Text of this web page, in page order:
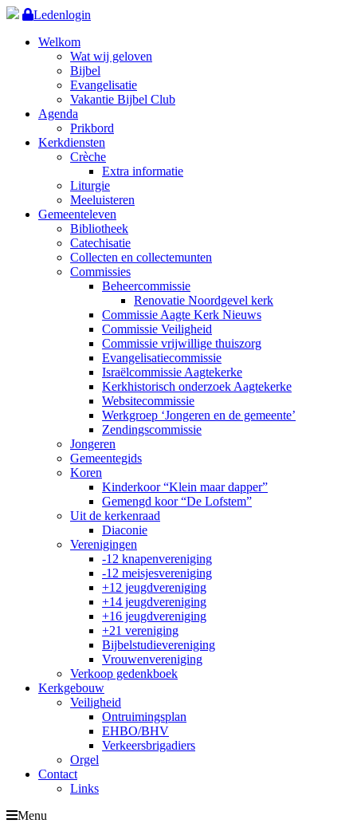
Ledenlogin
Welkom
Wat wij geloven
Bijbel
Evangelisatie
Vakantie Bijbel Club
Agenda
Prikbord
Kerkdiensten
Crèche
Extra informatie
Liturgie
Meeluisteren
Gemeenteleven
Bibliotheek
Catechisatie
Collecten en collectemunten
Commissies
Beheercommissie
Renovatie Noordgevel kerk
Commissie Aagte Kerk Nieuws
Commissie Veiligheid
Commissie vrijwillige thuiszorg
Evangelisatiecommissie
Israëlcommissie Aagtekerke
Kerkhistorisch onderzoek Aagtekerke
Websitecommissie
Werkgroep ‘Jongeren en de gemeente’
Zendingscommissie
Jongeren
Gemeentegids
Koren
Kinderkoor “Klein maar dapper”
Gemengd koor “De Lofstem”
Uit de kerkenraad
Diaconie
Verenigingen
-12 knapenvereniging
-12 meisjesvereniging
+12 jeugdvereniging
+14 jeugdvereniging
+16 jeugdvereniging
+21 vereniging
Bijbelstudievereniging
Vrouwenvereniging
Verkoop gedenkboek
Kerkgebouw
Veiligheid
Ontruimingsplan
EHBO/BHV
Verkeersbrigadiers
Orgel
Contact
Links
Menu